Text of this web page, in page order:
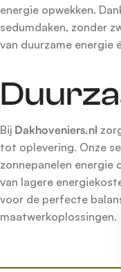
energie opwekken.
sedumdaken, zonder
van duurzame energie
Bij Dakhoveniers.nl
tot oplevering. Onze
zonnepanelen energie
van lagere
voor de perfecte
maatwerkoplossingen.